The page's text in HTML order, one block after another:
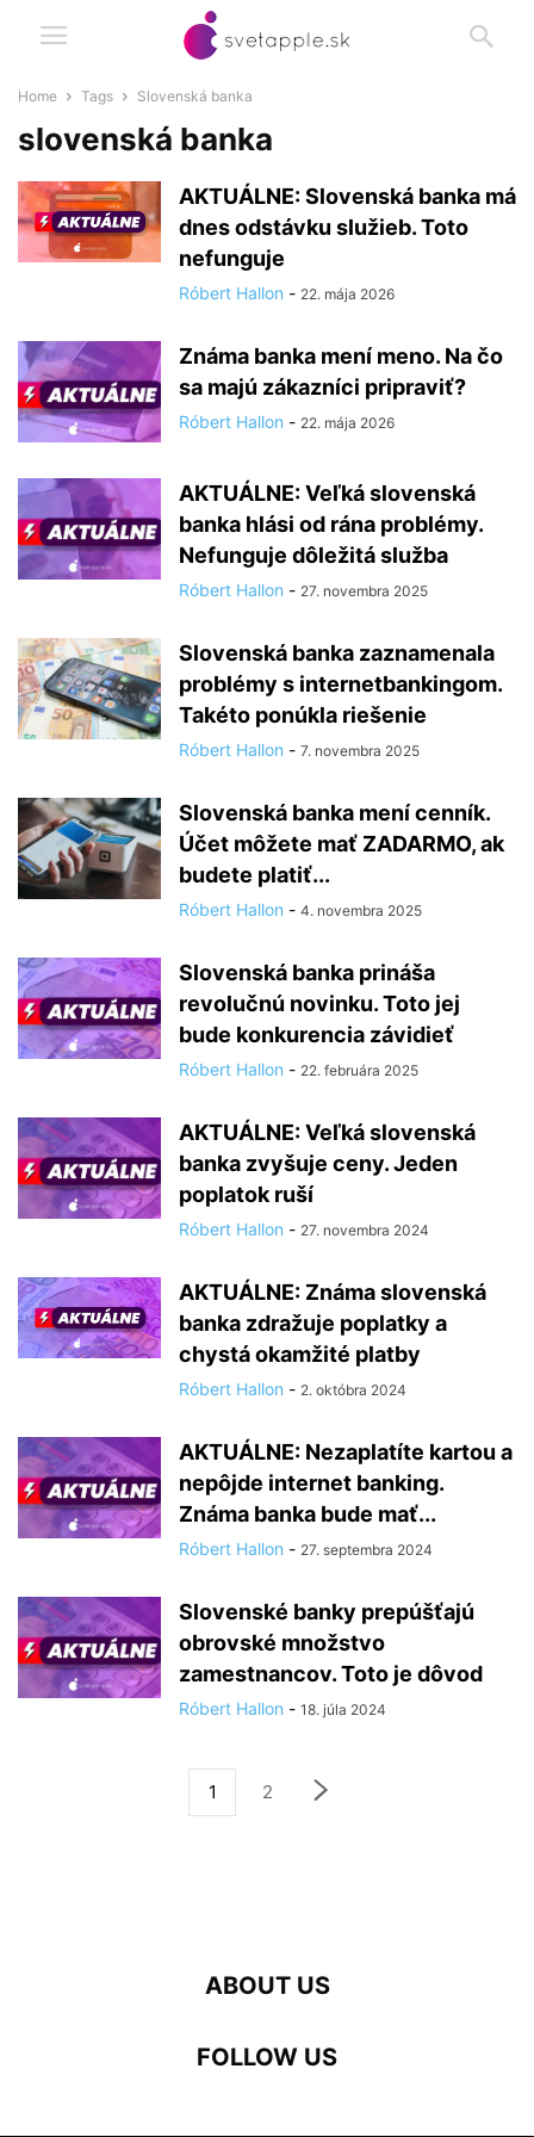
Home Tags Slovenská banka
slovenská banka
AKTUÁLNE: Slovenská banka má
dnes odstávku služieb. Toto
nefunguje
Róbert Hallon - 22. mája 2026
Známa banka mení meno. Na čo
sa majú zákazníci pripraviť?
Róbert Hallon - 22. mája 2026
AKTUÁLNE: Veľká slovenská
banka hlási od rána problémy.
Nefunguje dôležitá služba
Róbert Hallon - 27. novembra 2025
Slovenská banka zaznamenala
problémy s internetbankingom.
Takéto ponúkla riešenie
Róbert Hallon - 7. novembra 2025
Slovenská banka mení cenník.
Účet môžete mať ZADARMO, ak
budete platiť...
Róbert Hallon - 4. novembra 2025
Slovenská banka prináša
revolučnú novinku. Toto jej
bude konkurencia závidieť
Róbert Hallon - 22. februára 2025
AKTUÁLNE: Veľká slovenská
banka zvyšuje ceny. Jeden
poplatok ruší
Róbert Hallon - 27. novembra 2024
AKTUÁLNE: Známa slovenská
banka zdražuje poplatky a
chystá okamžité platby
Róbert Hallon - 2. októbra 2024
AKTUÁLNE: Nezaplatíte kartou a
nepôjde internet banking.
Známa banka bude mať...
Róbert Hallon - 27. septembra 2024
Slovenské banky prepúšťajú
obrovské množstvo
zamestnancov. Toto je dôvod
Róbert Hallon - 18. júla 2024
1 2
ABOUT US
FOLLOW US